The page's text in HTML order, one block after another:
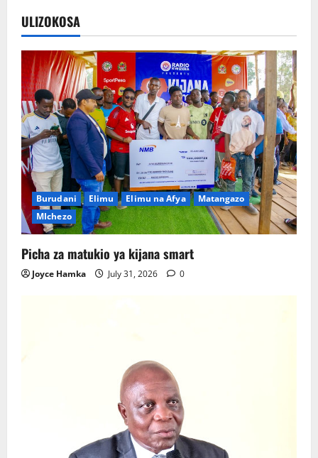
ULIZOKOSA
Burudani Elimu Elimu na Afya
Matangazo
MIchezo
Picha za matukio ya kijana smart
Joyce Hamka July 31, 2026 0